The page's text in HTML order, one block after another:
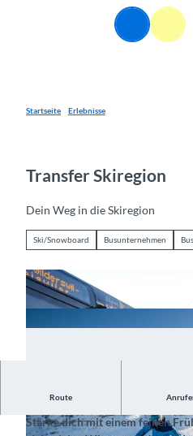
Suche Menü
Startseite Erlebnisse
Transfer Skiregion
Dein Weg in die Skiregion
Ski/Snowboard Busunternehmen
Route
Fahre bequem mit dem Bus
Stärke dich mit einem feinen